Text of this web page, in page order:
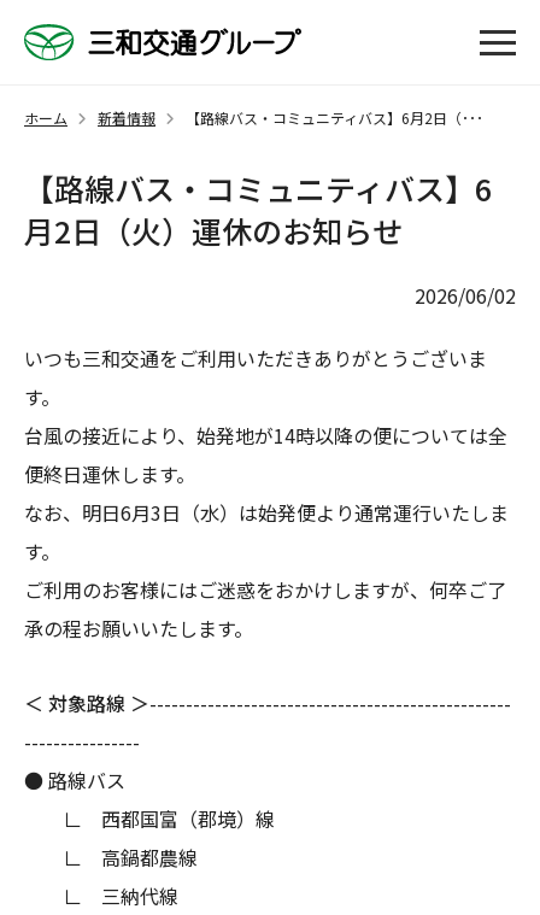
ホーム 新着情報 【路線バス・コミュニティバス】6月2日（･･･
【路線バス・コミュニティバス】6
月2日（火）運休のお知らせ
2026/06/02
いつも三和交通をご利用いただきありがとうございま
す。
台風の接近により、始発地が14時以降の便については全
便終日運休します。
なお、明日6月3日（水）は始発便より通常運行いたしま
す。
ご利用のお客様にはご迷惑をおかけしますが、何卒ご了
承の程お願いいたします。
＜ 対象路線 ＞--------------------------------------------------
----------------
● 路線バス
∟ 西都国富（郡境）線
∟ 高鍋都農線
∟ 三納代線